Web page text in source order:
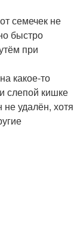
семечек не
быстро
при
какое-то
слепой кишке
удалён, хотя